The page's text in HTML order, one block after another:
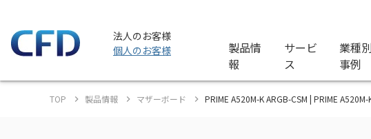
法人のお客様
個人のお客様
製品情
報
サービ
ス
業種
事例
TOP 製品情報 マザーボード PRIME A520M-K ARGB-CSM | PRIME